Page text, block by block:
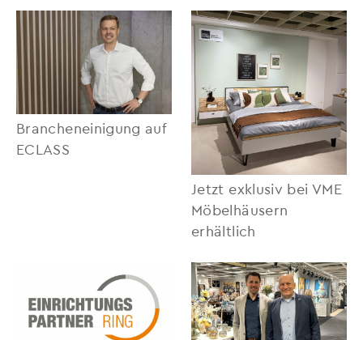
Brancheneinigung auf
ECLASS
Jetzt exklusiv bei VME
Möbelhäusern
erhältlich